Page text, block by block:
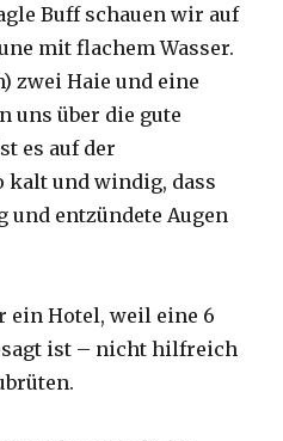
Buff schauen wir auf
mit flachem Wasser.
zwei Haie und eine
uns über die gute
es auf der
und windig, dass
entzündete Augen
ein Hotel, weil eine 6
ist – nicht hilfreich